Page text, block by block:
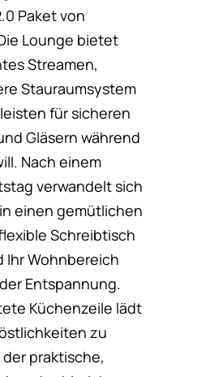
Paket von
Lounge bietet
Streamen,
Stauraumsystem
für sicheren
Gläsern während
Nach einem
verwandelt sich
einen gemütlichen
Schreibtisch
Wohnbereich
Entspannung.
Küchenzeile lädt
zu
praktische,